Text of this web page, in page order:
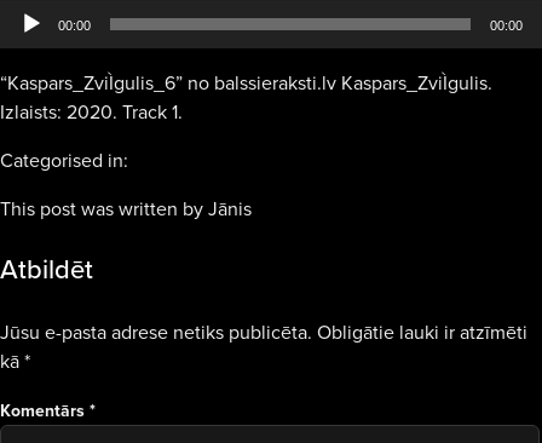
00:00 00:00
“Kaspars_ZviÌgulis_6” no balssieraksti.lv Kaspars_ZviÌgulis.
Izlaists: 2020. Track 1.
Categorised in:
This post was written by Jānis
Atbildēt
Jūsu e-pasta adrese netiks publicēta. Obligātie lauki ir atzīmēti
kā*
Komentārs *